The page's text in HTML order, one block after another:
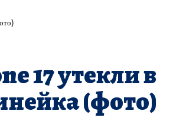
17 утекли в
(фото)